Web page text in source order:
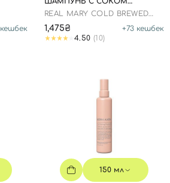
кешбек
РОЗМАРИНА, 400 МЛ
REAL MARY COLD BREWED
SCALP SHAMPOO
1,475₴ +73 кешбек
4.50 (10)
150 мл